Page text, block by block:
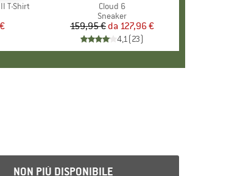
T-Shirt
Articolo
Cloud 6
Gruppo di prodotti
Sneaker
Prezzo
159,95 € Prezzo ridotto
da 127,96 €
4,1(23)
NON PIÙ DISPONIBILE